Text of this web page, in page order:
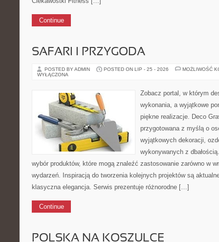
Continue
SAFARI I PRZYGODA
POSTED BY ADMIN POSTED ON LIP - 25 - 2026
MOŻLIWOŚĆ
WYŁĄCZONA
Zobacz portal, w którym
wykonania, a wyjątkowe
piękne realizacje. Deco
przygotowana z myślą o
wyjątkowych dekoracji,
wykonywanych z
wybór produktów, które mogą znaleźć zastosowanie zarówno w
wydarzeń. Inspiracją do tworzenia kolejnych projektów są
klasyczna elegancja. Serwis prezentuje różnorodne […]
Continue
POLSKA NA KOSZULCE